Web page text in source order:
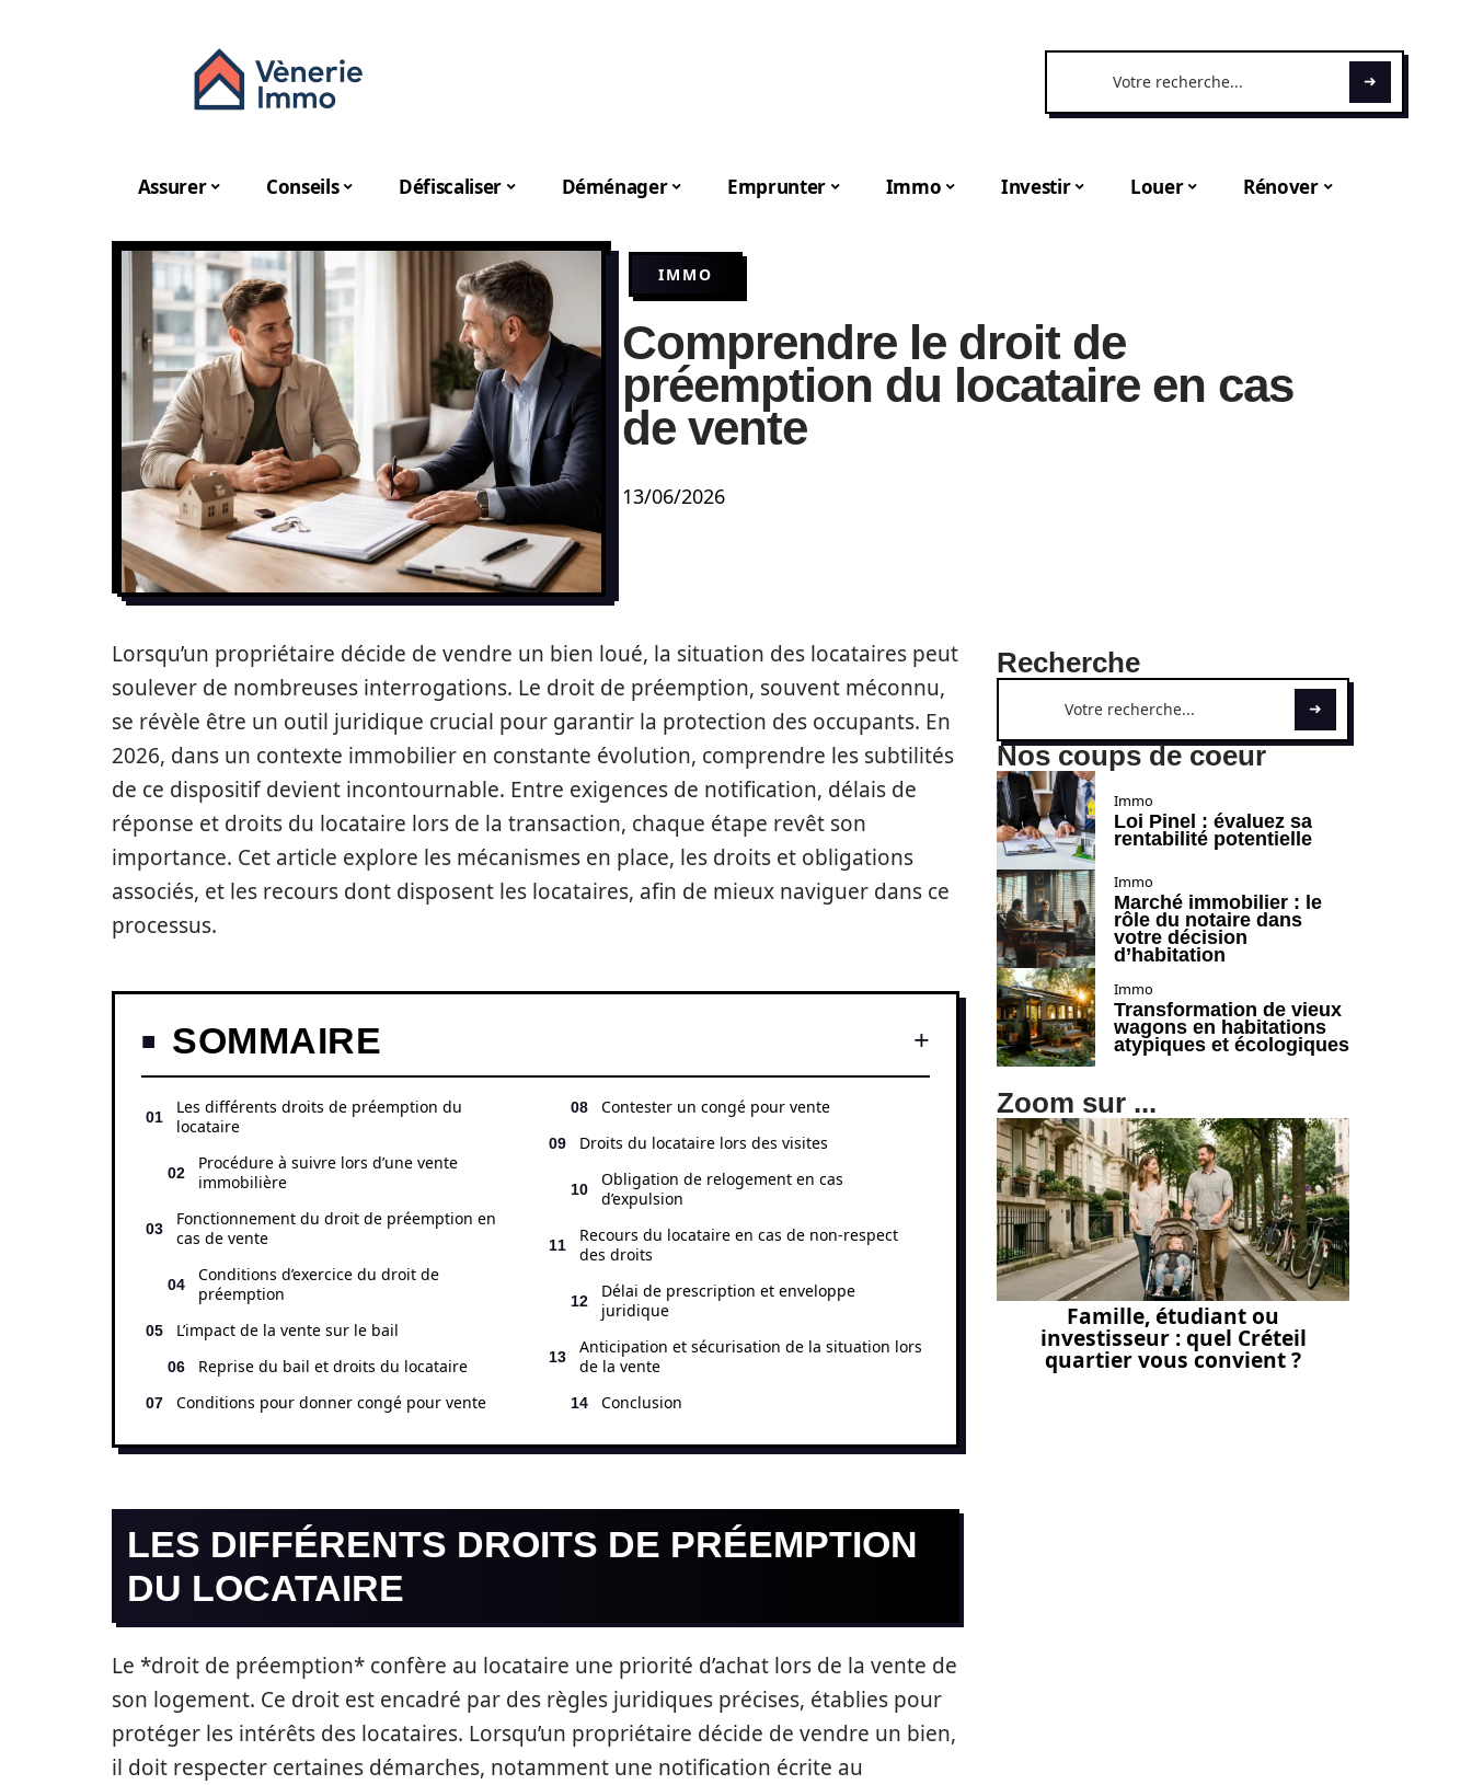
Assurer Conseils Défiscaliser Déménager Emprunter Immo Investir Louer Rénover
IMMO
Comprendre le droit de
préemption du locataire en cas
de vente
13/06/2026
Lorsqu’un propriétaire décide de vendre un bien loué, la situation des locataires peut
soulever de nombreuses interrogations. Le droit de préemption, souvent méconnu,
se révèle être un outil juridique crucial pour garantir la protection des occupants. En
2026, dans un contexte immobilier en constante évolution, comprendre les subtilités
de ce dispositif devient incontournable. Entre exigences de notification, délais de
réponse et droits du locataire lors de la transaction, chaque étape revêt son
importance. Cet article explore les mécanismes en place, les droits et obligations
associés, et les recours dont disposent les locataires, afin de mieux naviguer dans ce
processus.
SOMMAIRE
Les différents droits de préemption du
locataire
Procédure à suivre lors d’une vente
immobilière
Fonctionnement du droit de préemption en
cas de vente
Conditions d’exercice du droit de
préemption
L’impact de la vente sur le bail
Reprise du bail et droits du locataire
Conditions pour donner congé pour vente
Contester un congé pour vente
Droits du locataire lors des visites
Obligation de relogement en cas
d’expulsion
Recours du locataire en cas de non-respect
des droits
Délai de prescription et enveloppe
juridique
Anticipation et sécurisation de la situation lors
de la vente
Conclusion
LES DIFFÉRENTS DROITS DE PRÉEMPTION
DU LOCATAIRE
Le *droit de préemption* confère au locataire une priorité d’achat lors de la vente de
son logement. Ce droit est encadré par des règles juridiques précises, établies pour
protéger les intérêts des locataires. Lorsqu’un propriétaire décide de vendre un bien,
il doit respecter certaines démarches, notamment une notification écrite au
Recherche
Nos coups de coeur
Immo
Loi Pinel : évaluez sa
rentabilité potentielle
Immo
Marché immobilier : le
rôle du notaire dans
votre décision
d’habitation
Immo
Transformation de vieux
wagons en habitations
atypiques et écologiques
Zoom sur ...
Famille, étudiant ou
investisseur : quel Créteil
quartier vous convient ?